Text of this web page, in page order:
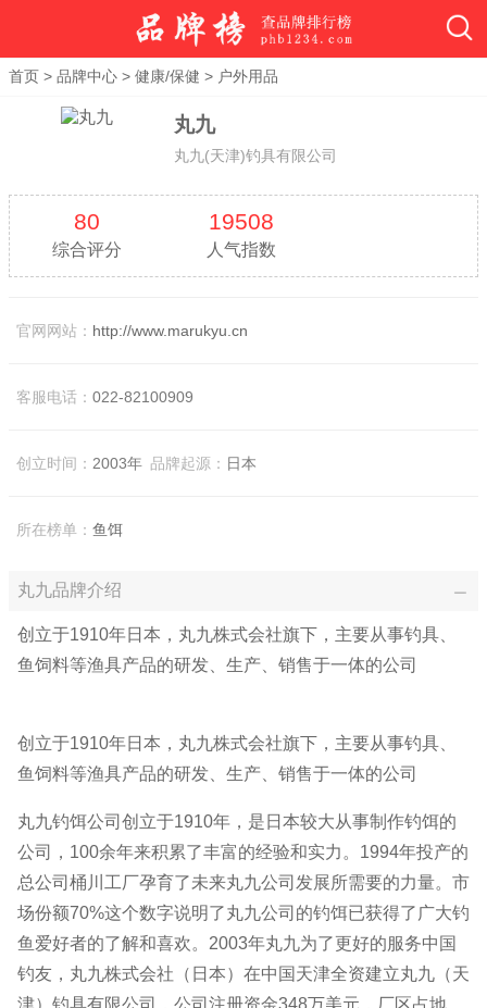
首页 > 品牌中心 > 健康/保健 > 户外用品
丸九
丸九(天津)钓具有限公司
80
综合评分
19508
人气指数
官网网站： http://www.marukyu.cn
客服电话： 022-82100909
创立时间： 2003年 品牌起源： 日本
所在榜单： 鱼饵
丸九品牌介绍
创立于1910年日本，丸九株式会社旗下，主要从事钓具、
鱼饲料等渔具产品的研发、生产、销售于一体的公司
创立于1910年日本，丸九株式会社旗下，主要从事钓具、
鱼饲料等渔具产品的研发、生产、销售于一体的公司
丸九钓饵公司创立于1910年，是日本较大从事制作钓饵的
公司，100余年来积累了丰富的经验和实力。1994年投产的
总公司桶川工厂孕育了未来丸九公司发展所需要的力量。市
场份额70%这个数字说明了丸九公司的钓饵已获得了广大钓
鱼爱好者的了解和喜欢。2003年丸九为了更好的服务中国
钓友，丸九株式会社（日本）在中国天津全资建立丸九（天
津）钓具有限公司，公司注册资金348万美元，厂区占地